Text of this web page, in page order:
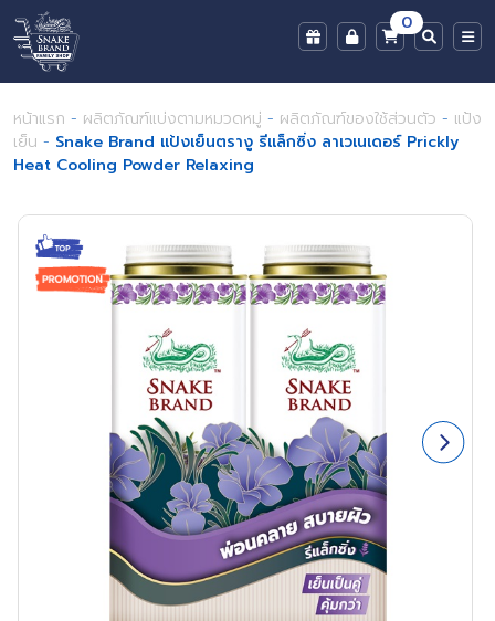
0
หน้าแรก - ผลิตภัณฑ์แบ่งตามหมวดหมู่ - ผลิตภัณฑ์ของใช้ส่วนตัว - แป้ง
เย็น - Snake Brand แป้งเย็นตรางู รีแล็กซิ่ง ลาเวเนเดอร์ Prickly
Heat Cooling Powder Relaxing